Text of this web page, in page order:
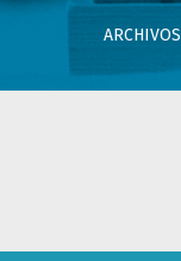
ARCHIVOS